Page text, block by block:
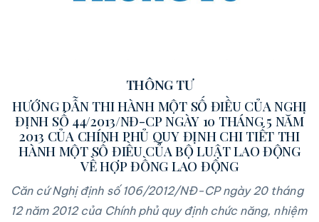
THÔNG TƯ
HƯỚNG DẪN THI HÀNH MỘT SỐ ĐIỀU CỦA NGHỊ
ĐỊNH SỐ 44/2013/NĐ-CP NGÀY 10 THÁNG 5 NĂM
2013 CỦA CHÍNH PHỦ QUY ĐỊNH CHI TIẾT THI
HÀNH MỘT SỐ ĐIỀU CỦA BỘ LUẬT LAO ĐỘNG
VỀ HỢP ĐỒNG LAO ĐỘNG
Căn cứ Nghị định số106/2012/NĐ-CP ngày 20 tháng
12 năm 2012 của Chính phủ quy định chức năng, nhiệm